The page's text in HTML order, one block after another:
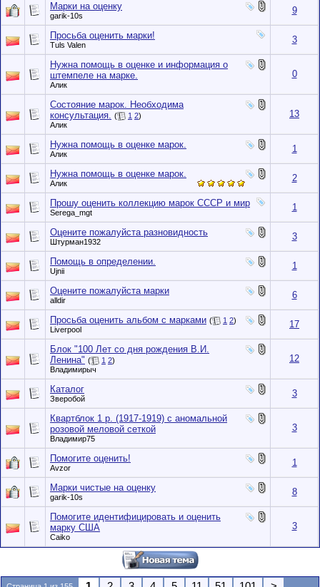
Марки на оценку
garik-10s 9
Просьба оценить марки!
Tuls Valen 3
Нужна помощь в оценке и информация о
штемпеле на марке.
Алик
0
Состояние марок. Необходима
консультация. ( 1 2)
Алик
13
Нужна помощь в оценке марок.
Алик 1
Нужна помощь в оценке марок.
Алик 2
Прошу оценить коллекцию марок СССР и мир
Serega_mgt 1
Оцените пожалуйста разновидность
Штурман1932 3
Помощь в определении.
Ujnii 1
Оцените пожалуйста марки
alldir 6
Просьба оценить альбом с марками ( 1 2)
Liverpool
17
Блок "100 Лет со дня рождения В.И.
Ленина" ( 1 2)
Владимирыч
12
Каталог
Зверобой 3
Квартблок 1 р. (1917-1919) с аномальной
розовой меловой сеткой
Владимир75
3
Помогите оценить!
Avzor 1
Марки чистые на оценку
garik-10s 8
Помогите идентифицировать и оценить
марку США
Caiko
3